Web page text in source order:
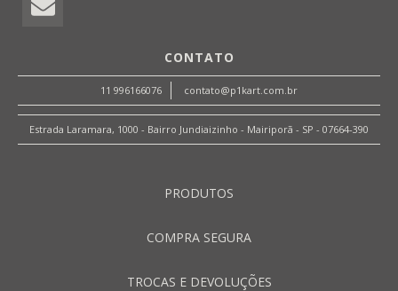
CONTATO
11 996166076 contato@p1kart.com.br
Estrada Laramara, 1000 - Bairro Jundiaizinho - Mairiporã - SP - 07664-390
PRODUTOS
COMPRA SEGURA
TROCAS E DEVOLUÇÕES